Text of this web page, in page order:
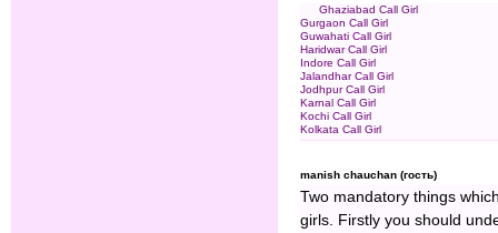
Ghaziabad Call Girl
Gurgaon Call Girl
Guwahati Call Girl
Haridwar Call Girl
Indore Call Girl
Jalandhar Call Girl
Jodhpur Call Girl
Karnal Call Girl
Kochi Call Girl
Kolkata Call Girl
manish chauchan (гость)
Two mandatory things
girls. Firstly you should